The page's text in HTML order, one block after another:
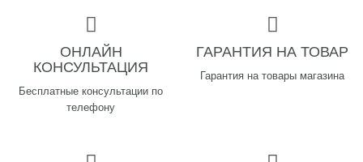
ОНЛАЙН
КОНСУЛЬТАЦИЯ
Бесплатные консультации по
телефону
ГАРАНТИЯ НА ТОВАР
Гарантия на товары магазина